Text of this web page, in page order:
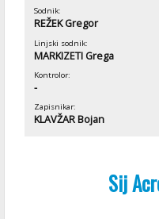
Sodnik:
REŽEK Gregor
Linjski sodnik:
MARKIZETI Grega
Kontrolor:
-
Zapisnikar:
KLAVŽAR Bojan
Sij